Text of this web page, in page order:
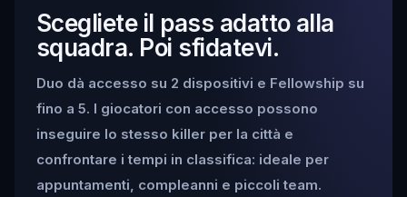
Scegliete il pass adatto alla
squadra. Poi sfidatevi.
Duo dà accesso su 2 dispositivi e Fellowship su
fino a 5. I giocatori con accesso possono
inseguire lo stesso killer per la città e
confrontare i tempi in classifica: ideale per
appuntamenti, compleanni e piccoli team.